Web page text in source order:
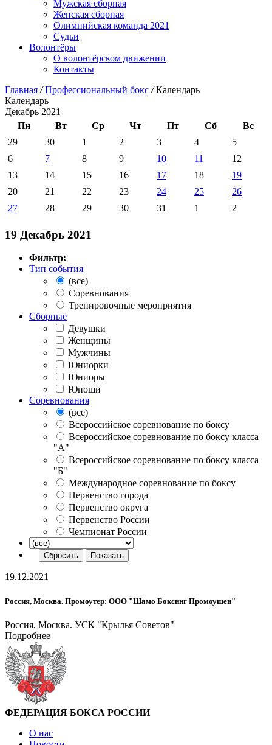
Мужская сборная
Женская сборная
Олимпийская команда 2021
Судьи
Волонтёры
О волонтёрском движении
Контакты
Главная / Профессиональный бокс /Календарь
Календарь
Декабрь 2021
Пн
Вт Ср Чт Пт Сб
Вс
29
30 1 2 3 4
5
6
7 8 9 10 11
12
13
14 15 16 17 18
19
20
21 22 23 24 25
26
27
28 29 30 31 1 2
19 Декабрь 2021
Фильтр:
Тип события
(все)
Соревнования
Тренировочные мероприятия
Сборные
Девушки
Женщины
Мужчины
Юниорки
Юниоры
Юноши
Соревнования
(все)
Всероссийское соревнование по боксу
Всероссийское соревнование по боксу класса
"А"
Всероссийское соревнование по боксу класса
"Б"
Международное соревнование по боксу
Первенство города
Первенство округа
Первенство России
Чемпионат России
19.12.2021
Россия, Москва. Промоутер: ООО "Шамо Боксинг Промоушен"
Россия, Москва. УСК "Крылья Советов"
Подробнее
ФЕДЕРАЦИЯ БОКСА РОССИИ
О нас